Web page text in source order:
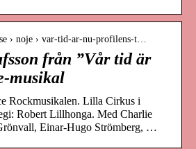
› noje › var-tid-ar-nu-profilens-t…
från ”Vår tid är
musikal
Rockmusikalen. Lilla Cirkus i
Robert Lillhonga. Med Charlie
Einar-Hugo Strömberg, …